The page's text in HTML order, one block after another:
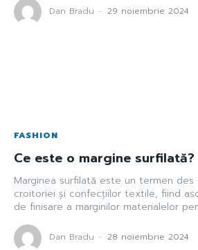
Dan Bradu - 29 noiembrie 2024
FASHION
Ce este o margine surfilată?
Marginea surfilată este un termen des
croitoriei și confecțiilor textile, fiind
de finisare a marginilor materialelor
Dan Bradu - 28 noiembrie 2024